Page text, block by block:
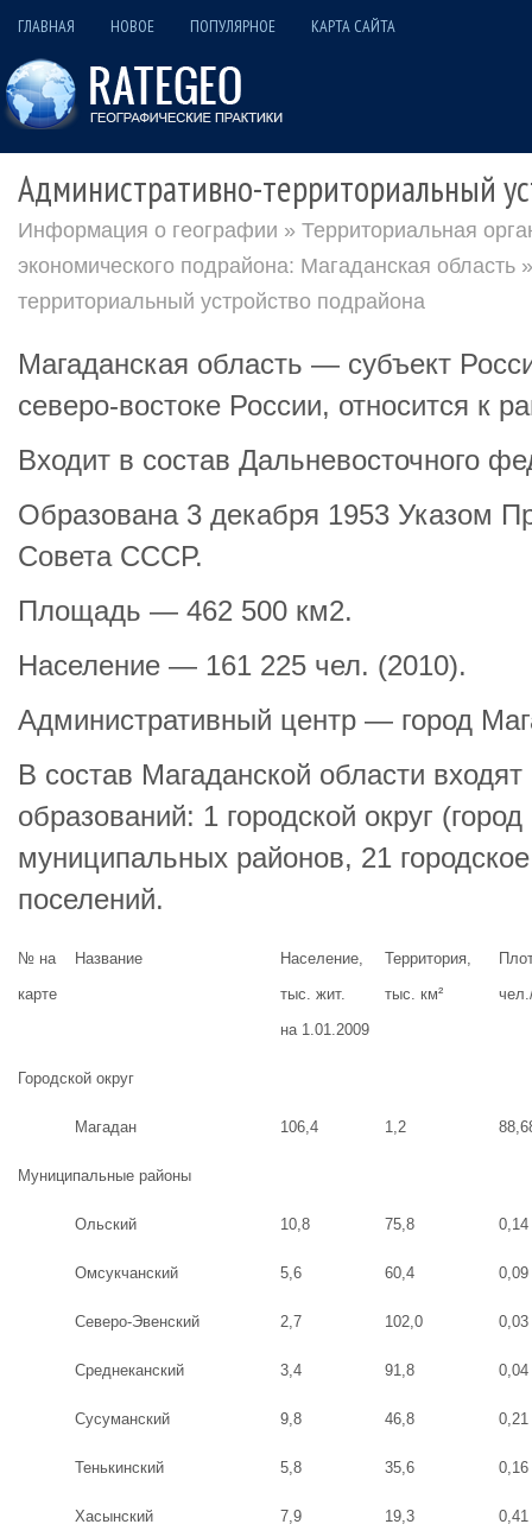
ГЛАВНАЯ НОВОЕ ПОПУЛЯРНОЕ КАРТА САЙТА
Административно-территориальный
Информация о географии » Территориальная
экономического подрайона: Магаданская область
территориальный устройство подрайона
Магаданская область — субъект
северо-востоке России, относится к
Входит в состав Дальневосточного
Образована 3 декабря 1953 Указом
Совета СССР.
Площадь — 462 500 км2.
Население — 161 225 чел. (2010).
Административный центр — город
В состав Магаданской области
образований: 1 городской округ
муниципальных районов, 21
поселений.
№ на
карте
Название
Население,
тыс. жит.
на 1.01.2009
Территория,
тыс. км²
Городской округ
Магадан 106,4 1,2
Муниципальные районы
Ольский 10,8 75,8 0,14
Омсукчанский 5,6 60,4 0,09
Северо-Эвенский 2,7 102,0 0,03
Среднеканский 3,4 91,8 0,04
Сусуманский 9,8 46,8 0,21
Тенькинский 5,8 35,6 0,16
Хасынский 7,9 19,3 0,41